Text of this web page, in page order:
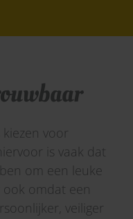
kiezen voor
is vaak dat
om een leuke
omdat een
veiliger